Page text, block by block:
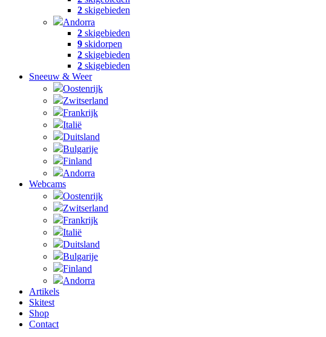
2 skigebieden
Andorra
2 skigebieden
9 skidorpen
2 skigebieden
2 skigebieden
Sneeuw & Weer
Oostenrijk
Zwitserland
Frankrijk
Italië
Duitsland
Bulgarije
Finland
Andorra
Webcams
Oostenrijk
Zwitserland
Frankrijk
Italië
Duitsland
Bulgarije
Finland
Andorra
Artikels
Skitest
Shop
Contact